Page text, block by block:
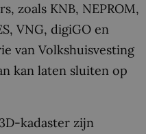
zoals KNB, NEPROM,
VNG, digiGO en
van Volkshuisvesting
kan laten sluiten op
kadaster zijn